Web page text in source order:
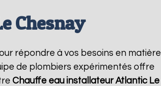
Chesnay
répondre à vos besoins en matière
de plombiers expérimentés offre
Chauffe eau installateur Atlantic Le